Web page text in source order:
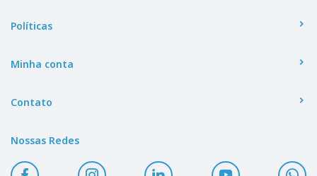
Políticas
Minha conta
Contato
Nossas Redes